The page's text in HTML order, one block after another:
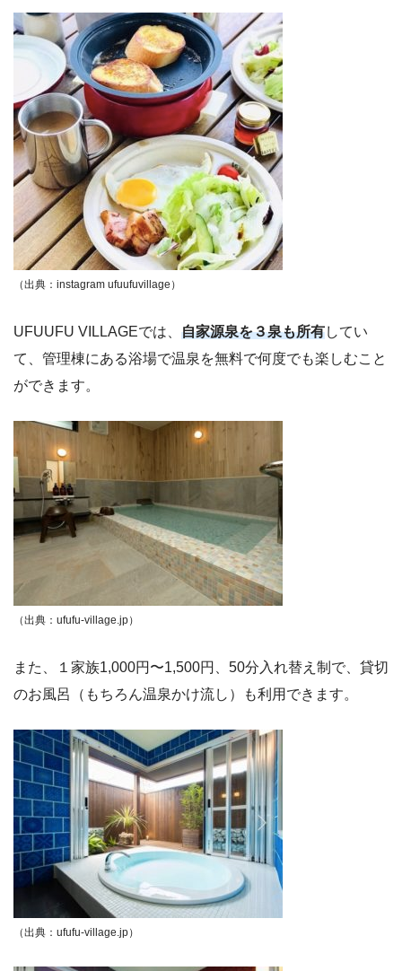
（出典：instagram ufuufuvillage）
UFUUFU VILLAGEでは、 自家源泉を３泉も所有してい
て、管理棟にある浴場で温泉を無料で何度でも楽しむこと
ができます。
（出典：ufufu-village.jp）
また、１家族1,000円〜1,500円、50分入れ替え制で、貸切
のお風呂（もちろん温泉かけ流し）も利用できます。
（出典：ufufu-village.jp）